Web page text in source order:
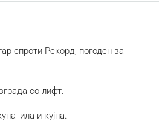
спроти Рекорд, погоден за
со лифт.
и кујна.